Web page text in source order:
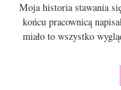
Moja historia stawania
końcu pracownicą
miało to wszystko